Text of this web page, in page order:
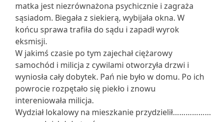
matka jest niezrównażona psychicznie i zagraża
sąsiadom. Biegała z siekierą, wybijała okna. W
końcu sprawa trafiła do sądu i zapadł wyrok
eksmisji.
W jakimś czasie po tym zajechał ciężarowy
samochód i milicja z cywilami otworzyła drzwi i
wyniosła cały dobytek. Pań nie było w domu. Po ich
powrocie rozpętało się piekło i znowu
intereniowała milicja.
Wydział lokalowy na mieszkanie przydzielił………………